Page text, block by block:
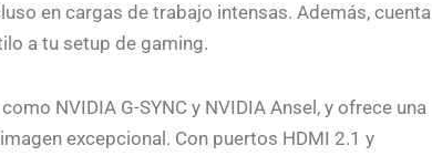
en cargas de trabajo intensas. Además, cuenta
a tu setup de gaming.
NVIDIA G-SYNC y NVIDIA Ansel, y ofrece una
excepcional. Con puertos HDMI 2.1 y